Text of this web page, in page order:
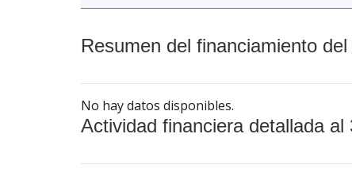
Resumen del financiamiento
No hay datos disponibles.
Actividad financiera detallada al